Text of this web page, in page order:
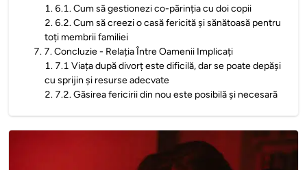
1. 6.1. Cum să gestionezi co-părinția cu doi copii
2. 6.2. Cum să creezi o casă fericită și sănătoasă pentru
toți membrii familiei
7. 7. Concluzie - Relația Între Oamenii Implicați
1. 7.1 Viața după divorț este dificilă, dar se poate depăși
cu sprijin și resurse adecvate
2. 7.2. Găsirea fericirii din nou este posibilă și necesară